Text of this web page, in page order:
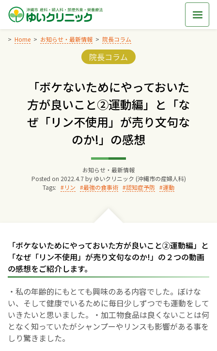
Skip
content
Home お知らせ・最新情報 院長コラム
Categories:
院長コラム
「ボケないためにやっておいた
方が良いこと②運動編」と「な
ぜ「リン不使用」が売り文句な
のか!」の感想
お知らせ・最新情報
Posted on 2022.4.7 by ゆいクリニック (沖縄市の産婦人科)
Tags:
リン 最強の食事術 認知症予防 運動
「ボケないためにやっておいた方が良いこと②運動編」と
「なぜ「リン不使用」が売り文句なのか!」の２つの動画
の感想をご紹介します。
・私の年齢的にもとても興味のある内容でした。ぼけな
い、そして健康でいるために毎日少しずつでも運動をして
いきたいと思いました。・加工物食品は良くないことは何
となく知っていたがシャンプーやリンスも影響がある事を
しり驚きました。
交通アクセス
院長からのごあいさつ
診療料金
妊婦健診
親と子の結びつき支援
母乳育児
予防接種